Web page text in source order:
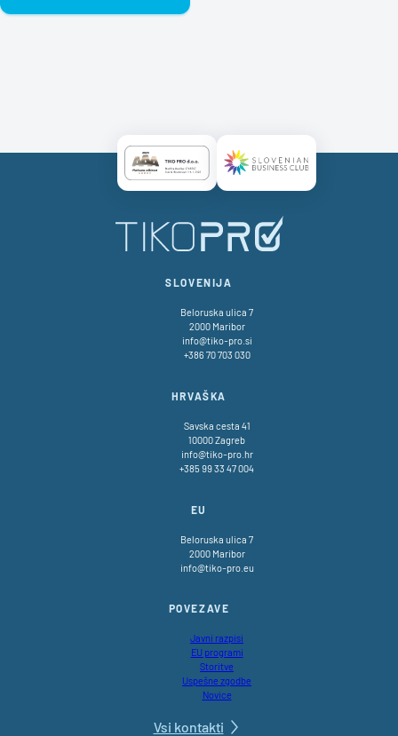
Certificate AAA LogoCertificate SBC Logo
SLOVENIJA
Beloruska ulica 7
2000 Maribor
info@tiko-pro.si
+386 70 703 030
HRVAŠKA
Savska cesta 41
10000 Zagreb
info@tiko-pro.hr
+385 99 33 47 004
EU
Beloruska ulica 7
2000 Maribor
info@tiko-pro.eu
POVEZAVE
Javni razpisi
EU programi
Storitve
Uspešne zgodbe
Novice
Vsi kontakti